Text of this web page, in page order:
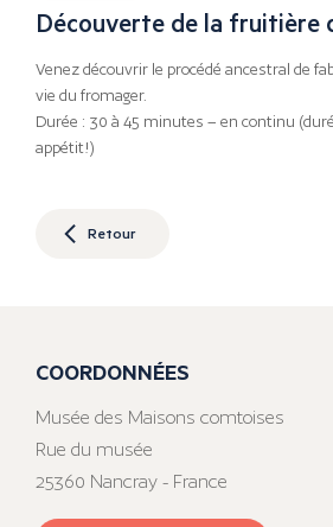
Découverte de la fruitière
Venez découvrir le procédé ancestral de
vie du fromager.
Durée : 30 à 45 minutes – en continu
appétit!)
Retour
COORDONNÉES
Musée des Maisons comtoises
Rue du musée
25360 Nancray - France